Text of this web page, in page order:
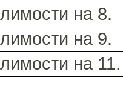
на 8.
на 9.
на 11.